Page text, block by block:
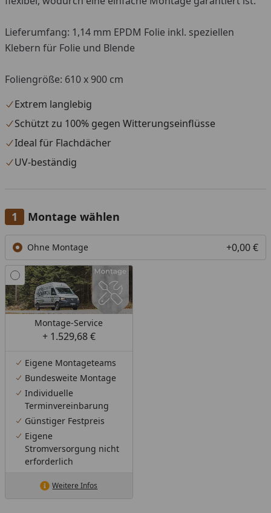
Lieferumfang: 1,14 mm EPDM Folie inkl. speziellen
Klebern für Folie und Blende
Foliengröße: 610 x 900 cm
Extrem langlebig
Schützt zu 100% gegen Witterungseinflüsse
Ideal für Flachdächer
UV-beständig
Montage wählen
Ohne Montage +0,00 €
Montage-Service
+ 1.529,68 €
Eigene Montageteams
Bundesweite Montage
Individuelle
Terminvereinbarung
Günstiger Festpreis
Eigene
Stromversorgung nicht
erforderlich
Weitere Infos